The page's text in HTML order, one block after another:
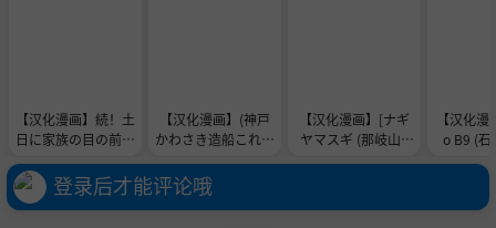
【汉化漫画】続！土
日に家族の目の前で
【汉化漫画】(神戸
かわさき造船これく
ただけただろうか
(海山そぜ)] 敷波サ
【汉化漫画】[ナギ
ヤマスギ (那岐山)]
【汉化
o B9 (石
ォッシ
[中国翻
登录后才能评论哦